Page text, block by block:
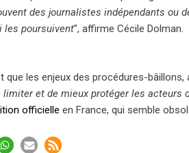
des journalistes indépendants ou
les poursuivent”, affirme Cécile Dolman.
les enjeux des procédures-bâillons,
et de mieux protéger les
officielle en France, qui semble